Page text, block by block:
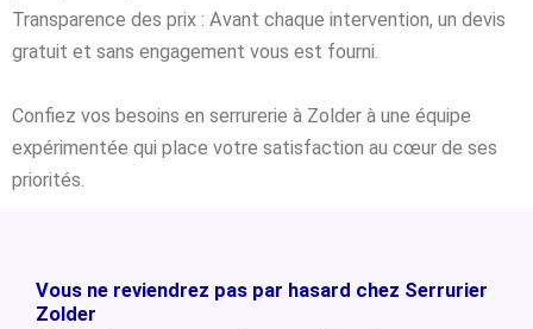
Transparence des prix : Avant chaque intervention, un devis
gratuit et sans engagement vous est fourni.
Confiez vos besoins en serrurerie à Zolder à une équipe
expérimentée qui place votre satisfaction au cœur de ses
priorités.
Vous ne reviendrez pas par hasard chez Serrurier
Zolder